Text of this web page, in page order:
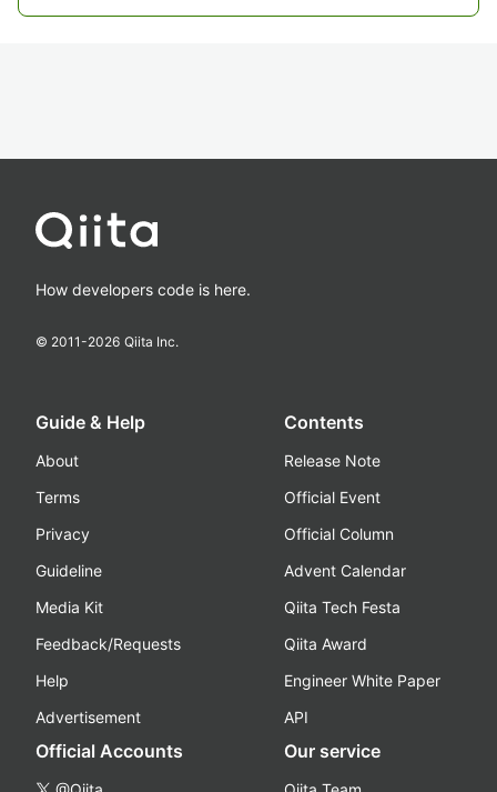
How developers code is here.
© 2011-2026 Qiita Inc.
Guide & Help
About
Terms
Privacy
Guideline
Media Kit
Feedback/Requests
Help
Advertisement
Contents
Release Note
Official Event
Official Column
Advent Calendar
Qiita Tech Festa
Qiita Award
Engineer White Paper
API
Official Accounts Our service